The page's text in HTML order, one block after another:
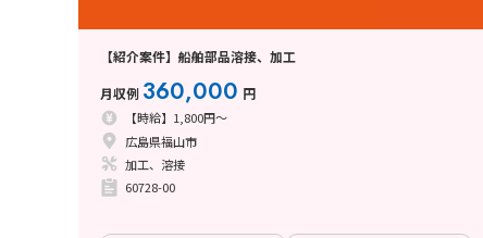
【紹介案件】船舶部品溶接、加工
月収例 360,000 円
【時給】1,800円～
広島県福山市
加工、溶接
60728-00